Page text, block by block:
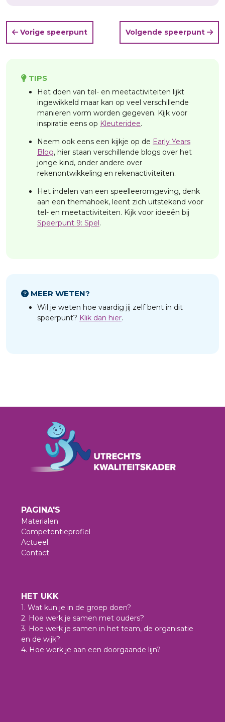
Vorige speerpunt Volgende speerpunt
TIPS
Het doen van tel- en meetactiviteiten lijkt
ingewikkeld maar kan op veel verschillende
manieren vorm worden gegeven. Kijk voor
inspiratie eens op Kleuteridee.
Neem ook eens een kijkje op de Early Years
Blog, hier staan verschillende blogs over het
jonge kind, onder andere over
rekenontwikkeling en rekenactiviteiten.
Het indelen van een speelleeromgeving, denk
aan een themahoek, leent zich uitstekend voor
tel- en meetactiviteiten. Kijk voor ideeën bij
Speerpunt 9: Spel.
MEER WETEN?
Wil je weten hoe vaardig jij zelf bent in dit
speerpunt? Klik dan hier.
PAGINA'S
Materialen
Competentieprofiel
Actueel
Contact
HET UKK
1. Wat kun je in de groep doen?
2. Hoe werk je samen met ouders?
3. Hoe werk je samen in het team, de organisatie
en de wijk?
4. Hoe werk je aan een doorgaande lijn?